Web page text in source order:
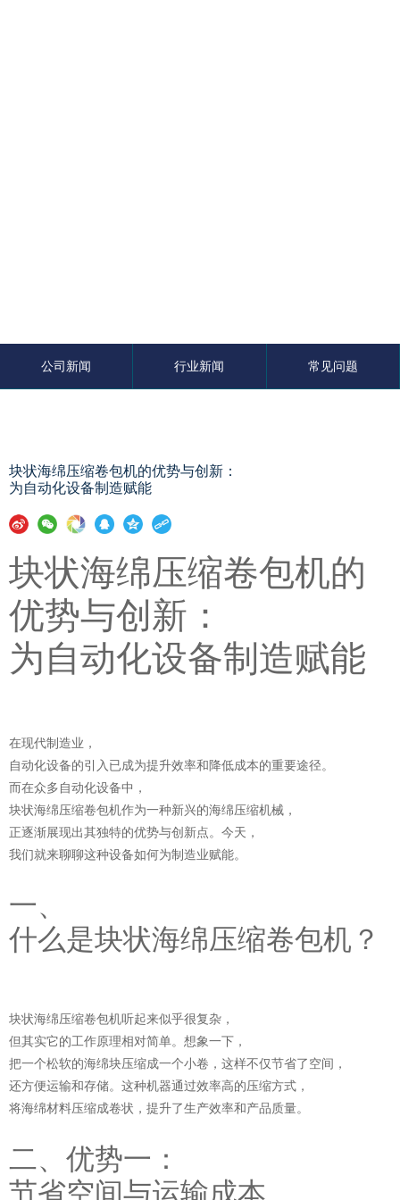
公司新闻 行业新闻 常见问题
块状海绵压缩卷包机的优势与创新：
为自动化设备制造赋能
块状海绵压缩卷包机的
优势与创新：
为自动化设备制造赋能
在现代制造业，
自动化设备的引入已成为提升效率和降低成本的重要途径。
而在众多自动化设备中，
块状海绵压缩卷包机作为一种新兴的海绵压缩机械，
正逐渐展现出其独特的优势与创新点。今天，
我们就来聊聊这种设备如何为制造业赋能。
一、
什么是块状海绵压缩卷包机？
块状海绵压缩卷包机听起来似乎很复杂，
但其实它的工作原理相对简单。想象一下，
把一个松软的海绵块压缩成一个小卷，这样不仅节省了空间，
还方便运输和存储。这种机器通过效率高的压缩方式，
将海绵材料压缩成卷状，提升了生产效率和产品质量。
二、优势一：
节省空间与运输成本